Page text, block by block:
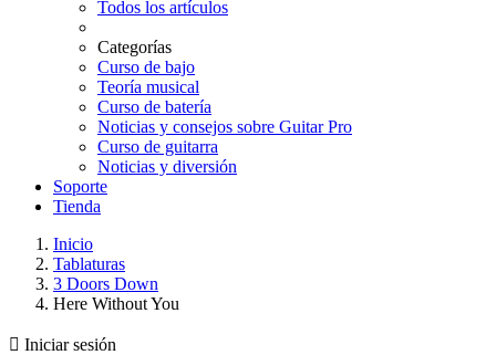
Todos los artículos
Categorías
Curso de bajo
Teoría musical
Curso de batería
Noticias y consejos sobre Guitar Pro
Curso de guitarra
Noticias y diversión
Soporte
Tienda
Inicio
Tablaturas
3 Doors Down
Here Without You
 Iniciar sesión